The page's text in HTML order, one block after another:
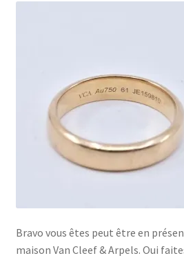
Bravo vous êtes peut être en
maison Van Cleef & Arpels. Oui